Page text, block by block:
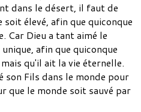
dans le désert, il faut de
élevé, afin que quiconque
Car Dieu a tant aimé le
afin que quiconque
qu'il ait la vie éternelle.
son Fils dans le monde pour
que le monde soit sauvé par